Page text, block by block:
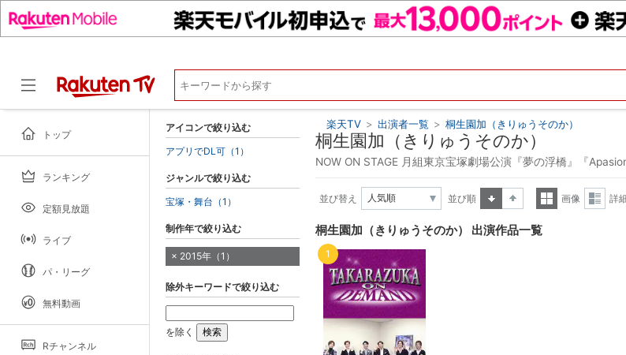
トップ
ランキング
定額見放題
ライブ
パ・リーグ
無料動画
Rチャンネル
楽天TV > 出演者一覧 > 桐生園加（きりゅうそのか）
桐生園加（きりゅうそのか）
NOW ON STAGE 月組東京宝塚劇場公演『夢の浮橋』『
並び替え
並び順
表示
画像
詳
桐生園加（きりゅうそのか） 出演作品一覧
1
アイコンで絞り込む
アプリでDL可（1）
ジャンルで絞り込む
宝塚・舞台（1）
制作年で絞り込む
2015年（1）
除外キーワードで絞り込む
を除く